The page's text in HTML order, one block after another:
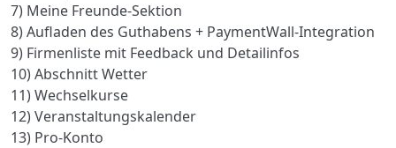
7) Meine Freunde-Sektion
8) Aufladen des Guthabens + PaymentWall-Integration
9) Firmenliste mit Feedback und Detailinfos
10) Abschnitt Wetter
11) Wechselkurse
12) Veranstaltungskalender
13) Pro-Konto